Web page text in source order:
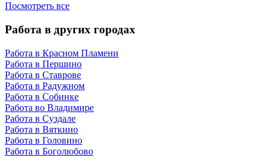
Посмотреть все
Работа в других городах
Работа в Красном Пламени
Работа в Першино
Работа в Ставрове
Работа в Радужном
Работа в Собинке
Работа во Владимире
Работа в Суздале
Работа в Вяткино
Работа в Головино
Работа в Боголюбово